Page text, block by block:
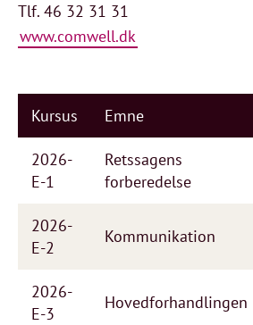
Tlf. 46 32 31 31
www.comwell.dk
Kursus Emne
2026-
E-1
Retssagens
forberedelse
2026-
E-2
Kommunikation
2026-
E-3
Hovedforhandlingen